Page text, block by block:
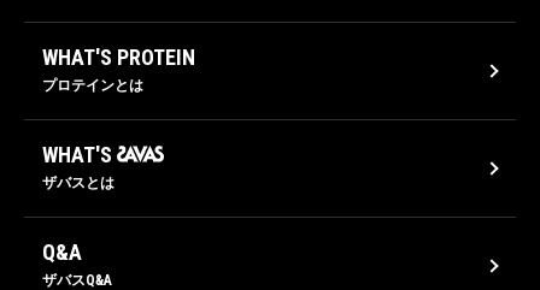
WHAT'S PROTEIN
プロテインとは
WHAT'S
ザバスとは
Q&A
ザバスQ&A